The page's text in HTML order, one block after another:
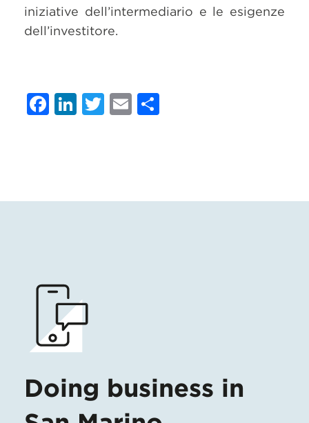
iniziative dell’intermediario e le esigenze
dell’investitore.
Facebook
LinkedIn
Twitter
Email
Doing business in